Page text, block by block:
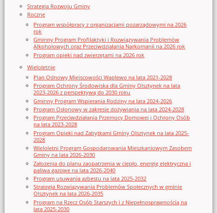
Strategia Rozwoju Gminy
Roczne
Program współpracy z organizacjami pozarządowymi na 2026
rok
Gminny Program Profilaktyki i Rozwiązywania Problemów
Alkoholowych oraz Przeciwdziałania Narkomanii na 2026 rok
Program opieki nad zwierzętami na 2026 rok
Wieloletnie
Plan Odnowy Miejscowości Waplewo na lata 2021-2028
Program Ochrony Środowiska dla Gminy Olsztynek na lata
2023-2026 z perspektywą do 2030 roku
Gminny Program Wspierania Rodziny na lata 2024-2026
Program Osłonowy w zakresie dożywiania na lata 2024-2028
Program Przeciwdziałania Przemocy Domowej i Ochrony Osób
na lata 2023-2028
Program Opieki nad Zabytkami Gminy Olsztynek na lata 2025-
2028
Wieloletni Program Gospodarowania Mieszkaniowym Zasobem
Gminy na lata 2026-2030
Założenia do planu zaopatrzenia w ciepło, energię elektryczna i
paliwa gazowe na lata 2026-2040
Program usuwania azbestu na lata 2025-2032
Strategia Rozwiązywania Problemów Społecznych w gminie
Olsztynek na lata 2026-2035
Program na Rzecz Osób Starszych i z Niepełnosprawnością na
lata 2025-2030